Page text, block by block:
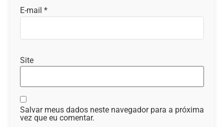
E-mail *
Site
Salvar meus dados neste navegador para a próxima
vez que eu comentar.